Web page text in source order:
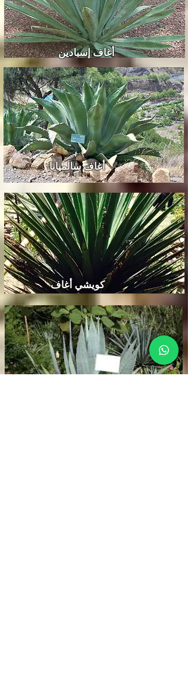
أغاف إسبادين
أغاف سالميانا
كويشي أغاف